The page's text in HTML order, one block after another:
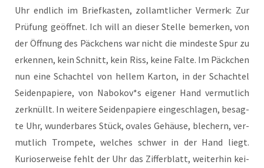
Uhr end­lich im Brief­kas­ten, zoll­amt­li­cher Ver­merk: Zur
Prü­fung geöff­net. Ich will an die­ser Stel­le bemer­ken, von
der Öff­nung des Päck­chens war nicht die min­des­te Spur zu
erken­nen, kein Schnitt, kein Riss, kei­ne Fal­te. Im Päck­chen
nun eine Schach­tel von hel­lem Kar­ton, in der Schach­tel
Sei­den­pa­pie­re, von Nabokov*s eige­ner Hand ver­mut­lich
zer­knüllt. In wei­te­re Sei­den­pa­pie­re ein­ge­schla­gen, besag­
te Uhr, wun­der­ba­res Stück, ova­les Gehäu­se, ble­chern, ver­
mut­lich Trom­pe­te, wel­ches schwer in der Hand liegt.
Kurio­ser­wei­se fehlt der Uhr das Zif­fer­blatt, wei­ter­hin kei­